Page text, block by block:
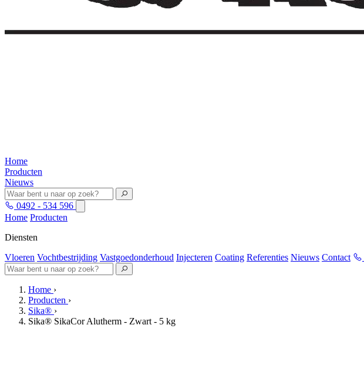
Home
Producten
Nieuws
0492 - 534 596
Home Producten
Diensten
Vloeren Vochtbestrijding Vastgoedonderhoud Injecteren Coating Referenties Nieuws Contact
Home ›
Producten ›
Sika® ›
Sika® SikaCor Alutherm - Zwart - 5 kg